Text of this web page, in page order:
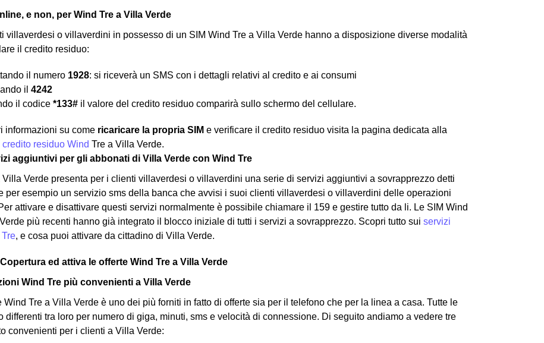
e non, per Wind Tre a Villa Verde
villaverdesi o villaverdini in possesso di un SIM Wind Tre a Villa Verde hanno a disposizione diverse modalità
il credito residuo:
il numero 1928: si riceverà un SMS con i dettagli relativi al credito e ai consumi
il 4242
il codice *133# il valore del credito residuo comparirà sullo schermo del cellulare.
informazioni su come ricaricare la propria SIM e verificare il credito residuo visita la pagina dedicata alla
residuo Wind Tre a Villa Verde.
aggiuntivi per gli abbonati di Villa Verde con Wind Tre
Villa Verde presenta per i clienti villaverdesi o villaverdini una serie di servizi aggiuntivi a sovrapprezzo detti
per esempio un servizio sms della banca che avvisi i suoi clienti villaverdesi o villaverdini delle operazioni
attivare e disattivare questi servizi normalmente è possibile chiamare il 159 e gestire tutto da li. Le SIM Wind
più recenti hanno già integrato il blocco iniziale di tutti i servizi a sovrapprezzo. Scopri tutto sui servizi
, e cosa puoi attivare da cittadino di Villa Verde.
ed attiva le offerte Wind Tre a Villa Verde
Wind Tre più convenienti a Villa Verde
Wind Tre a Villa Verde è uno dei più forniti in fatto di offerte sia per il telefono che per la linea a casa. Tutte le
differenti tra loro per numero di giga, minuti, sms e velocità di connessione. Di seguito andiamo a vedere tre
convenienti per i clienti a Villa Verde: